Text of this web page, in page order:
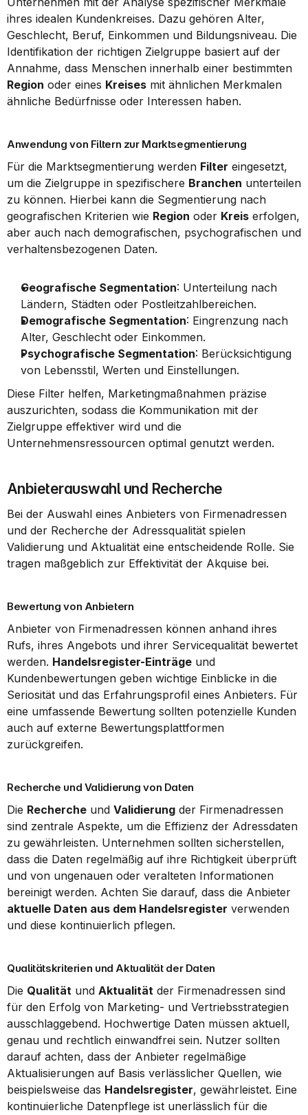
ihres idealen Kundenkreises. Dazu gehören Alter,
Geschlecht, Beruf, Einkommen und Bildungsniveau. Die
Identifikation der richtigen Zielgruppe basiert auf der
Region oder eines Kreises mit ähnlichen Merkmalen
ähnliche Bedürfnisse oder Interessen haben.
Anwendung von Filtern zur Marktsegmentierung
Für die Marktsegmentierung werden Filter eingesetzt,
um die Zielgruppe in spezifischere Branchen unterteilen
zu können. Hierbei kann die Segmentierung nach
geografischen Kriterien wie Region oder Kreis erfolgen,
aber auch nach demografischen, psychografischen und
verhaltensbezogenen Daten.
Geografische Segmentation: Unterteilung nach
Ländern, Städten oder Postleitzahlbereichen.
Demografische Segmentation: Eingrenzung nach
Alter, Geschlecht oder Einkommen.
Psychografische Segmentation: Berücksichtigung
von Lebensstil, Werten und Einstellungen.
Diese Filter helfen, Marketingmaßnahmen präzise
auszurichten, sodass die Kommunikation mit der
Zielgruppe effektiver wird und die
Unternehmensressourcen optimal genutzt werden.
Anbieterauswahl und Recherche
Bei der Auswahl eines Anbieters von Firmenadressen
und der Recherche der Adressqualität spielen
Validierung und Aktualität eine entscheidende Rolle. Sie
tragen maßgeblich zur Effektivität der Akquise bei.
Bewertung von Anbietern
Anbieter von Firmenadressen können anhand ihres
Rufs, ihres Angebots und ihrer Servicequalität bewertet
werden. Handelsregister-Einträge und
Kundenbewertungen geben wichtige Einblicke in die
Seriosität und das Erfahrungsprofil eines Anbieters. Für
eine umfassende Bewertung sollten potenzielle Kunden
auch auf externe Bewertungsplattformen
zurückgreifen.
Recherche und Validierung von Daten
Die Recherche und Validierung der Firmenadressen
sind zentrale Aspekte, um die Effizienz der Adressdaten
zu gewährleisten. Unternehmen sollten sicherstellen,
dass die Daten regelmäßig auf ihre Richtigkeit überprüft
und von ungenauen oder veralteten Informationen
aktuelle Daten aus dem Handelsregister verwenden
und diese kontinuierlich pflegen.
Qualitätskriterien und Aktualität der Daten
Die Qualität und Aktualität der Firmenadressen sind
für den Erfolg von Marketing- und Vertriebsstrategien
ausschlaggebend. Hochwertige Daten müssen aktuell,
genau und rechtlich einwandfrei sein. Nutzer sollten
darauf achten, dass der Anbieter regelmäßige
Aktualisierungen auf Basis verlässlicher Quellen, wie
beispielsweise das Handelsregister, gewährleistet. Eine
kontinuierliche Datenpflege ist unerlässlich für die